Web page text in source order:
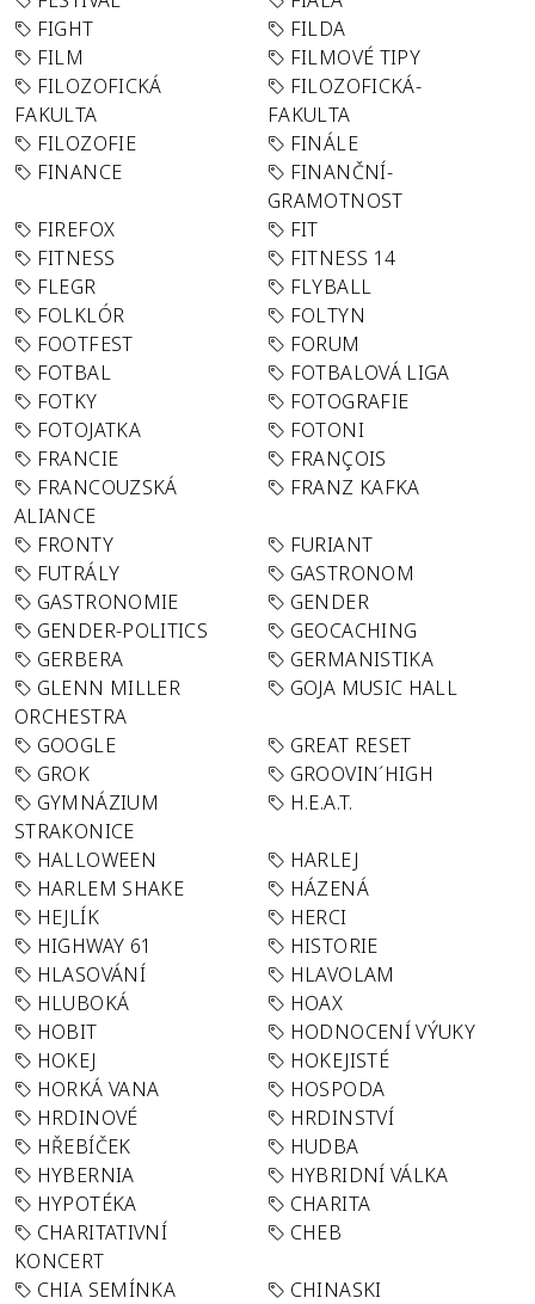
FIGHT
FILDA
FILM
FILMOVÉ TIPY
FILOZOFICKÁ
FAKULTA
FILOZOFICKÁ-
FAKULTA
FILOZOFIE
FINÁLE
FINANCE
FINANČNÍ-
GRAMOTNOST
FIREFOX
FIT
FITNESS
FITNESS 14
FLEGR
FLYBALL
FOLKLÓR
FOLTYN
FOOTFEST
FORUM
FOTBAL
FOTBALOVÁ LIGA
FOTKY
FOTOGRAFIE
FOTOJATKA
FOTONI
FRANCIE
FRANÇOIS
FRANCOUZSKÁ
ALIANCE
FRANZ KAFKA
FRONTY
FURIANT
FUTRÁLY
GASTRONOM
GASTRONOMIE
GENDER
GENDER-POLITICS
GEOCACHING
GERBERA
GERMANISTIKA
GLENN MILLER
ORCHESTRA
GOJA MUSIC HALL
GOOGLE
GREAT RESET
GROK
GROOVIN´HIGH
GYMNÁZIUM
STRAKONICE
H.E.A.T.
HALLOWEEN
HARLEJ
HARLEM SHAKE
HÁZENÁ
HEJLÍK
HERCI
HIGHWAY 61
HISTORIE
HLASOVÁNÍ
HLAVOLAM
HLUBOKÁ
HOAX
HOBIT
HODNOCENÍ VÝUKY
HOKEJ
HOKEJISTÉ
HORKÁ VANA
HOSPODA
HRDINOVÉ
HRDINSTVÍ
HŘEBÍČEK
HUDBA
HYBERNIA
HYBRIDNÍ VÁLKA
HYPOTÉKA
CHARITA
CHARITATIVNÍ
KONCERT
CHEB
CHIA SEMÍNKA
CHINASKI